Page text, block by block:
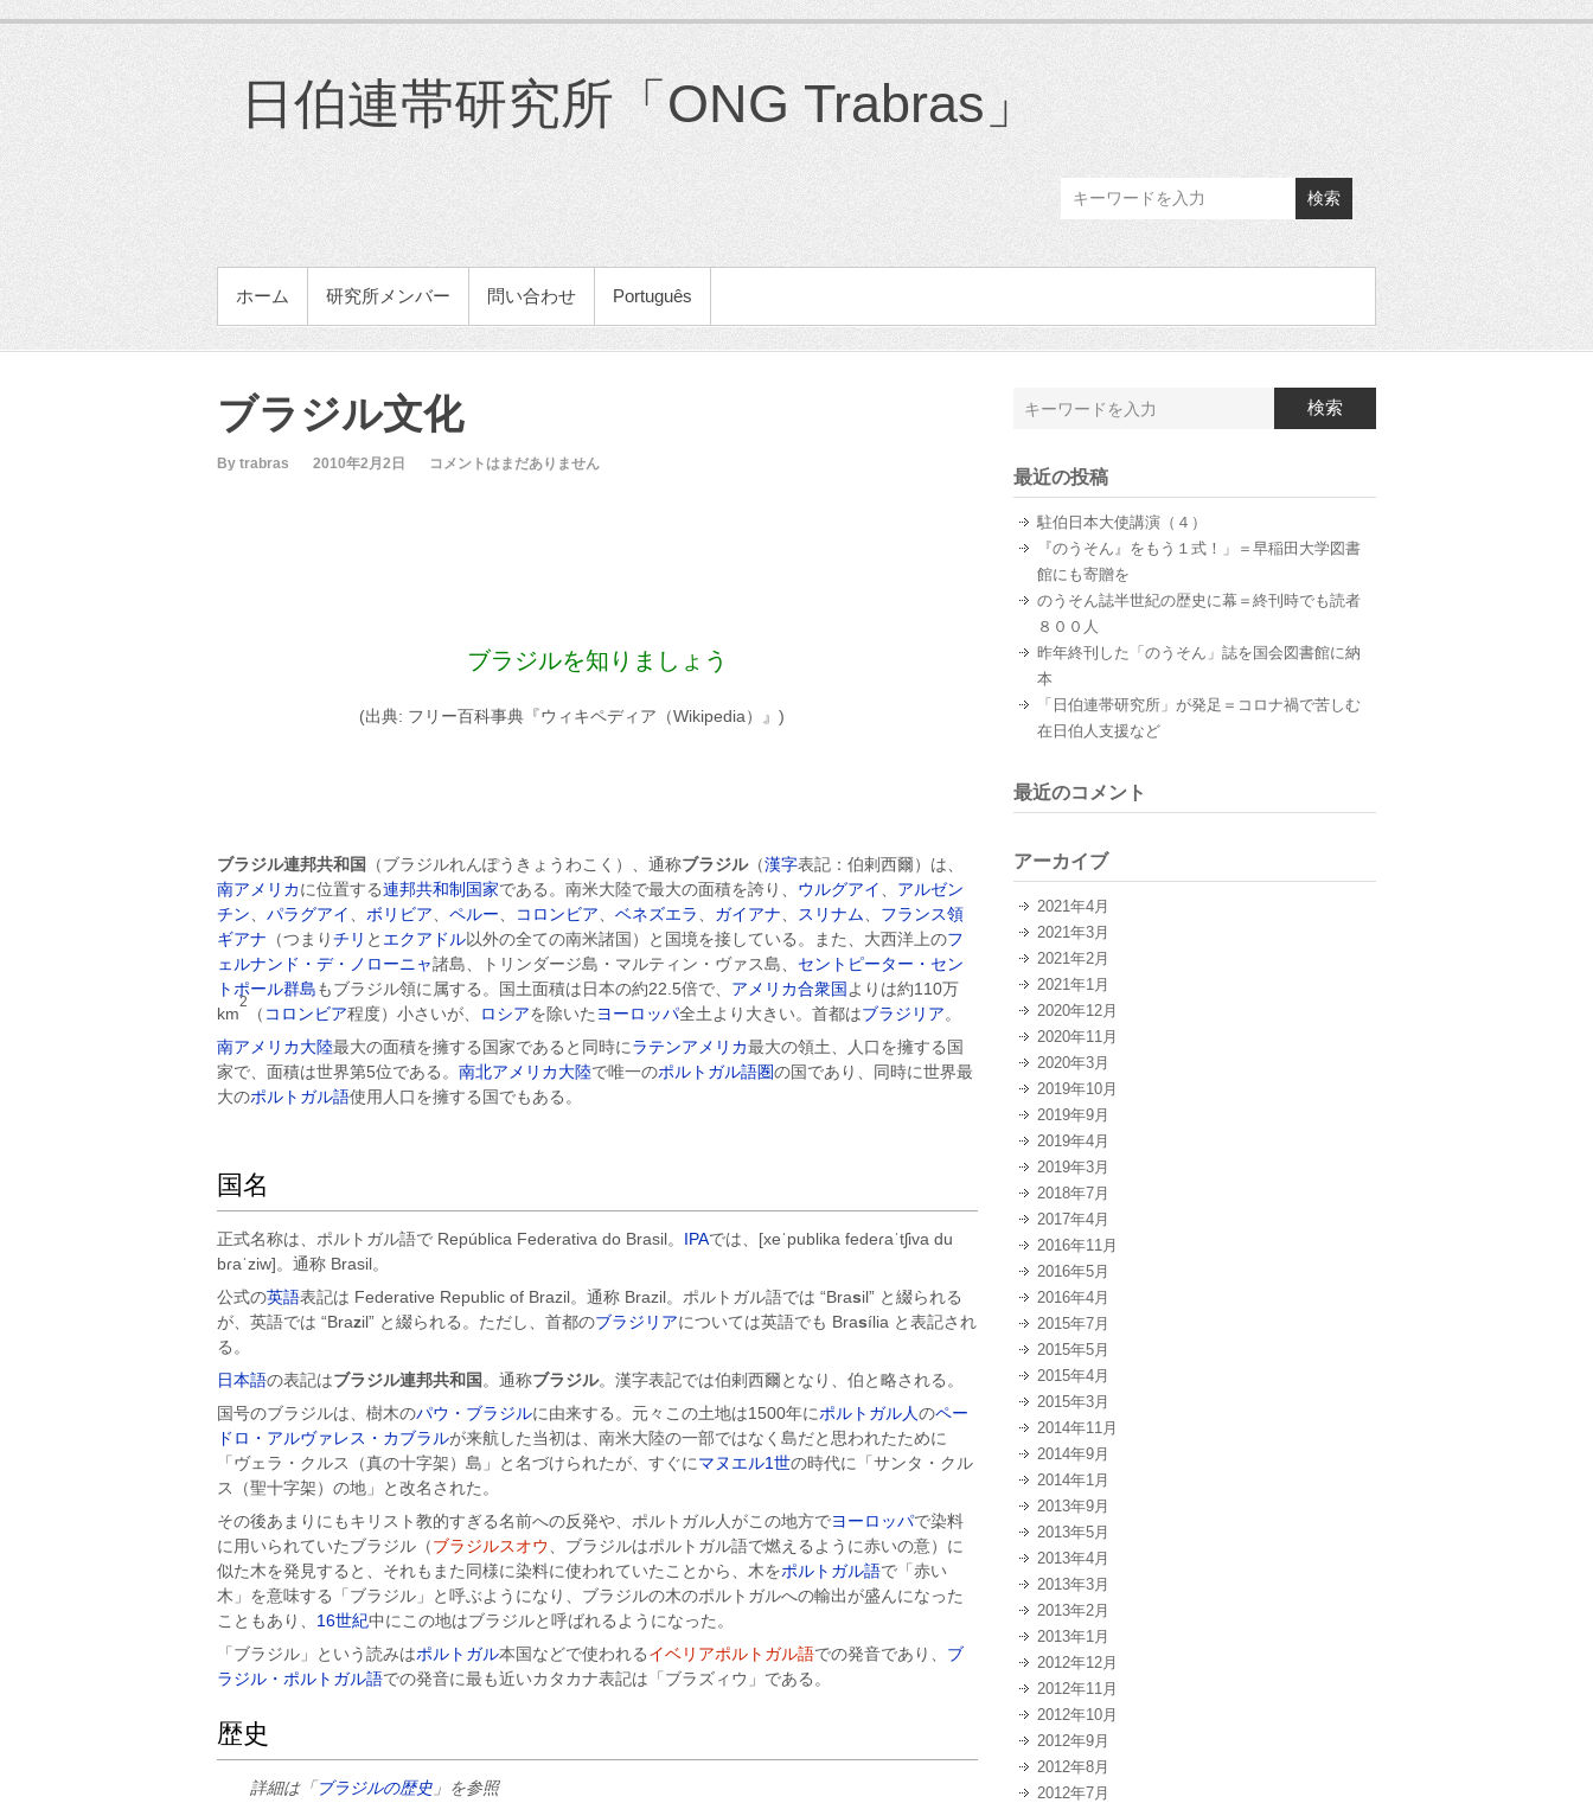
プ
日伯連帯研究所「ONG Trabras」
検索
メインメニュー
ホーム 研究所メンバー 問い合わせ Português
ブラジル文化
By trabras 2010年2月2日 コメントはまだありません
ブラジルを知りましょう
(出典: フリー百科事典『ウィキペディア（Wikipedia）』)
ブラジル連邦共和国 （ブラジルれんぽうきょうわこく）、通称ブラジル（漢字表記：伯剌西爾）は、
南アメリカに位置する連邦共和制 国家である。南米大陸で最大の面積を誇り、 ウルグアイ
アルゼン
チン
パラグアイ ボリビア ペルー コロンビア ベネズエラ ガイアナ スリナム
フランス領
ギアナ （つまりチリ と エクアドル以外の全ての南米諸国）と国境を接している。また、大西洋上のフ
ェルナンド・デ・ノローニャ諸島、トリンダージ島・マルティン・ヴァス島、 セントピーター・セン
トポール群島もブラジル領に属する。国土面積は日本の約22.5倍で、 アメリカ合衆国 よりは約110万
km
2
（ コロンビア程度）小さいが、 ロシアを除いた ヨーロッパ全土より大きい。首都はブラジリア。
南アメリカ大陸最大の面積を擁する国家であると同時にラテンアメリカ最大の領土、人口を擁する国
家で、面積は世界第5位である。 南北アメリカ大陸で唯一のポルトガル語圏の国であり、同時に世界最
大のポルトガル語使用人口を擁する国でもある。
国名
正式名称は、ポルトガル語で República Federativa do Brasil。 IPAでは、[xeˈpublika fedeɾaˈtʃiva du
bɾaˈziw]。通称 Brasil。
公式の英語表記は Federative Republic of Brazil。通称 Brazil。ポルトガル語では “Brasil” と綴られる
が、英語では “Brazil” と綴られる。ただし、首都のブラジリアについては英語でも Brasília と表記され
る。
日本語の表記はブラジル連邦共和国 。通称ブラジル。漢字表記では伯剌西爾となり、伯と略される。
国号のブラジルは、樹木のパウ・ブラジルに由来する。元々この土地は1500年にポルトガル人のペー
ドロ・アルヴァレス・カブラルが来航した当初は、南米大陸の一部ではなく島だと思われたために
「ヴェラ・クルス（真の十字架）島」と名づけられたが、すぐにマヌエル1世の時代に「サンタ・クル
ス（聖十字架）の地」と改名された。
その後あまりにもキリスト教的すぎる名前への反発や、ポルトガル人がこの地方でヨーロッパで染料
に用いられていたブラジル（ブラジルスオウ
、ブラジルはポルトガル語で燃えるように赤いの意）に
似た木を発見すると、それもまた同様に染料に使われていたことから、木をポルトガル語で「赤い
木」を意味する「ブラジル」と呼ぶようになり、ブラジルの木のポルトガルへの輸出が盛んになった
こともあり、 16世紀中にこの地はブラジルと呼ばれるようになった。
「ブラジル」という読みはポルトガル本国などで使われるイベリアポルトガル語での発音であり、 ブ
ラジル・ポルトガル語での発音に最も近いカタカナ表記は「ブラズィウ」である。
歴史
詳細は「 ブラジルの歴史 」を参照
検索
最近の投稿
駐伯日本大使講演（４）
『のうそん』をもう１式！」＝早稲田大学図書
館にも寄贈を
のうそん誌半世紀の歴史に幕＝終刊時でも読者
８００人
昨年終刊した「のうそん」誌を国会図書館に納
本
「日伯連帯研究所」が発足＝コロナ禍で苦しむ
在日伯人支援など
最近のコメント
アーカイブ
2021年4月
2021年3月
2021年2月
2021年1月
2020年12月
2020年11月
2020年3月
2019年10月
2019年9月
2019年4月
2019年3月
2018年7月
2017年4月
2016年11月
2016年5月
2016年4月
2015年7月
2015年5月
2015年4月
2015年3月
2014年11月
2014年9月
2014年1月
2013年9月
2013年5月
2013年4月
2013年3月
2013年2月
2013年1月
2012年12月
2012年11月
2012年10月
2012年9月
2012年8月
2012年7月